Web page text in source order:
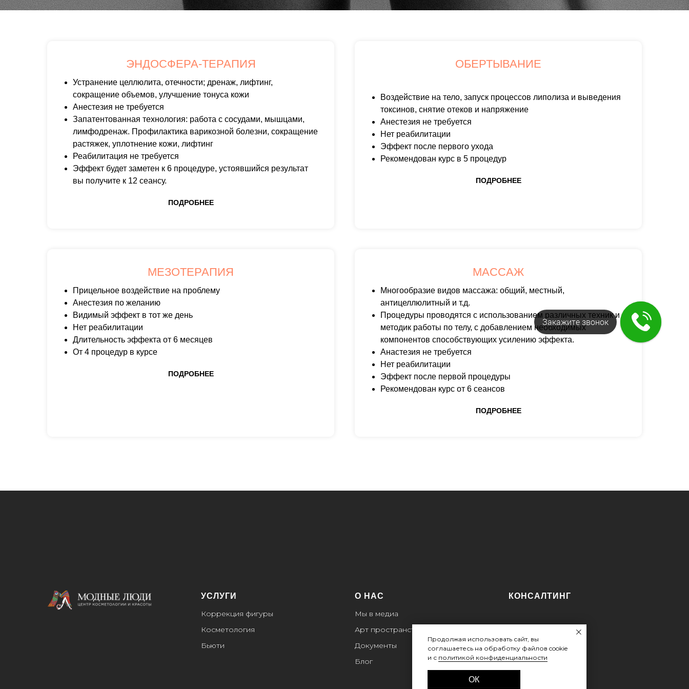
ЭНДОСФЕРА-ТЕРАПИЯ
Устранение целлюлита, отечности; дренаж, лифтинг,
сокращение объемов, улучшение тонуса кожи
Анестезия не требуется
Запатентованная технология: работа с сосудами, мышцами,
лимфодренаж. Профилактика варикозной болезни, сокращение
растяжек, уплотнение кожи, лифтинг
Реабилитация не требуется
Эффект будет заметен к 6 процедуре, устоявшийся результат
вы получите к 12 сеансу.
ПОДРОБНЕЕ
ОБЕРТЫВАНИЕ
Воздействие на тело, запуск процессов липолиза и выведения
токсинов, снятие отеков и напряжение
Анестезия не требуется
Нет реабилитации
Эффект после первого ухода
Рекомендован курс в 5 процедур
ПОДРОБНЕЕ
МЕЗОТЕРАПИЯ
Прицельное воздействие на проблему
Анестезия по желанию
Видимый эффект в тот же день
Нет реабилитации
Длительность эффекта от 6 месяцев
От 4 процедур в курсе
ПОДРОБНЕЕ
МАССАЖ
Многообразие видов массажа: общий, местный,
антицеллюлитный и т.д.
Процедуры проводятся с использованием различных техник и
методик работы по телу, с добавлением необходимых
компонентов способствующих усилению эффекта.
Анастезия не требуется
Нет реабилитации
Эффект после первой процедуры
Рекомендован курс от 6 сеансов
ПОДРОБНЕЕ
УСЛУГИ
Коррекция фигуры
Косметология
Бьюти
О НАС
Мы в медиа
Арт пространство
Документы
Блог
КОНСАЛТИНГ
Продолжая использовать сайт, вы
соглашаетесь на обработку файлов cookie
и с политикой конфиденциальности
ОК
Закажите звонок